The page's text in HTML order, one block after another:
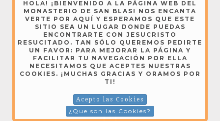
Editorial Vive de Cristo - Copyright © 2026
AVISO LEGAL
Dominicas de Lerma - Copyright © 2026
AVISO LEGAL
HOLA! ¡BIENVENIDO A LA PÁGINA WEB DEL
MONASTERIO DE SAN BLAS! NOS ENCANTA
VERTE POR AQUÍ Y ESPERAMOS QUE ESTE
SITIO SEA UN LUGAR DONDE PUEDAS
ENCONTRARTE CON JESUCRISTO
RESUCITADO. TAN SÓLO QUEREMOS PEDIRTE
UN FAVOR: PARA MEJORAR LA PÁGINA Y
FACILITAR TU NAVEGACIÓN POR ELLA
NECESITAMOS QUE ACEPTES NUESTRAS
COOKIES. ¡MUCHAS GRACIAS Y ORAMOS POR
TI!
Acepto las Cookies
¿Que son las Cookies?